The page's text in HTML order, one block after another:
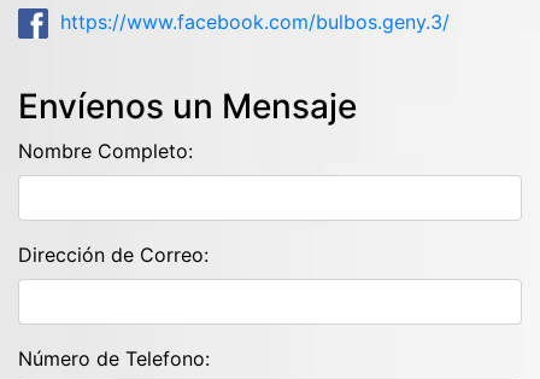
https://www.facebook.com/bulbos.geny.3/
Envíenos un Mensaje
Nombre Completo:
Dirección de Correo:
Número de Telefono: